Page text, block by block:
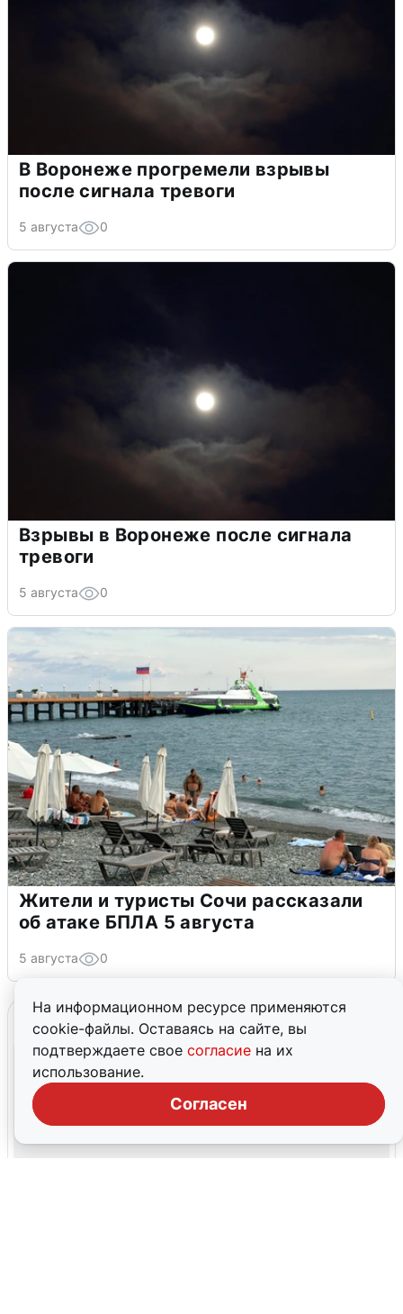
На информационном ресурсе применяются
cookie-файлы. Оставаясь на сайте, вы
подтверждаете свое согласие на их
использование.
Согласен
В Воронеже прогремели взрывы
после сигнала тревоги
5 августа 0
Взрывы в Воронеже после сигнала
тревоги
5 августа 0
Жители и туристы Сочи рассказали
об атаке БПЛА 5 августа
5 августа 0